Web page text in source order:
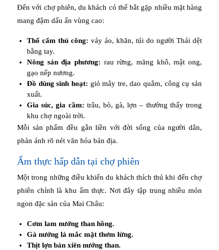
Đến với chợ phiên, du khách có thể bắt gặp nhiều mặt hàng
mang đậm dấu ấn vùng cao:
Thổ cẩm thủ công: váy áo, khăn, túi do người Thái dệt
bằng tay.
Nông sản địa phương: rau rừng, măng khô, mật ong,
gạo nếp nương.
Đồ dùng sinh hoạt: giỏ mây tre, dao quắm, công cụ sản
xuất.
Gia súc, gia cầm: trâu, bò, gà, lợn – thường thấy trong
khu chợ ngoài trời.
Mỗi sản phẩm đều gắn liền với đời sống của người dân,
phản ánh rõ nét văn hóa bản địa.
Ẩm thực hấp dẫn tại chợ phiên
Một trong những điều khiến du khách thích thú khi đến chợ
phiên chính là khu ẩm thực. Nơi đây tập trung nhiều món
ngon đặc sản của Mai Châu:
Cơm lam nướng than hồng.
Gà nướng lá mắc mật thơm lừng.
Thịt lợn bản xiên nướng than.